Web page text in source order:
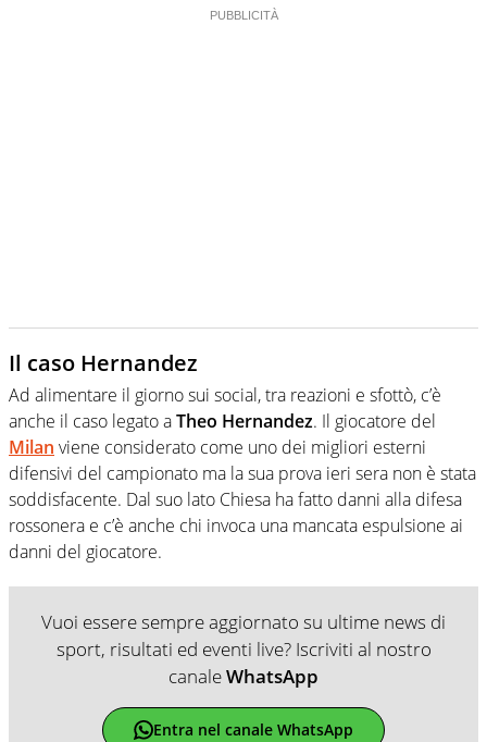
Il caso Hernandez
Ad alimentare il giorno sui social, tra reazioni e sfottò, c’è
anche il caso legato aTheo Hernandez. Il giocatore del
Milan viene considerato come uno dei migliori esterni
difensivi del campionato ma la sua prova ieri sera non è stata
soddisfacente. Dal suo lato Chiesa ha fatto danni alla difesa
rossonera e c’è anche chi invoca una mancata espulsione ai
danni del giocatore.
Vuoi essere sempre aggiornato su ultime news di
sport, risultati ed eventi live? Iscriviti al nostro
canaleWhatsApp
Entra nel canale WhatsApp